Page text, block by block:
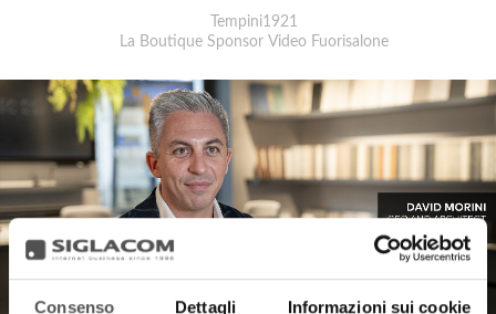
Consenso Dettagli Informazioni sui cookie
Tempini1921
La Boutique Sponsor Video Fuorisalone